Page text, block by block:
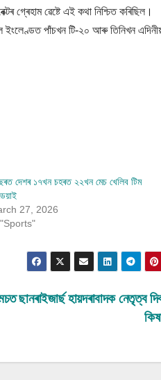
গ্ৰেহাম ৱেষ্টে এই কথা নিশ্চিত কৰিছিল।
পাঁচখন টি-২০ আৰু তিনিখন
দেশৰ ১৭খন চহৰত ২২খন মেচ খেলিব টিম
27, 2026
ছানৰাইজাৰ্ছ হায়দৰাবাদক নেতৃত্ব